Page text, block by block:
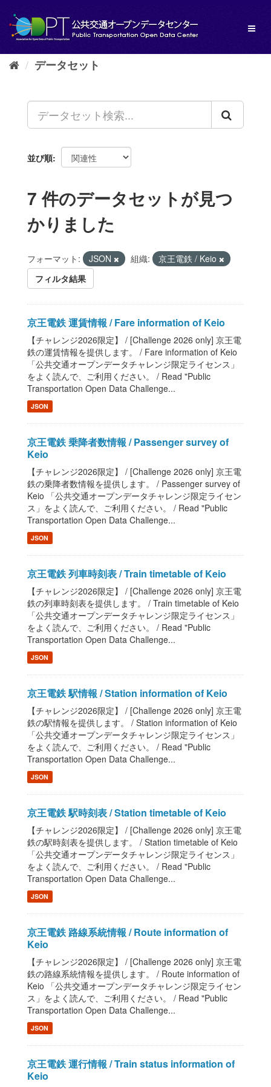
し
データセット
並び順
7 件のデータセットが見つ
かりました
フォーマット: JSON 組織:
京王電鉄 / Keio
フィルタ結果
京王電鉄 運賃情報 / Fare information of Keio
【チャレンジ2026限定】 / [Challenge 2026 only] 京王電
鉄の運賃情報を提供します。 / Fare information of Keio
「公共交通オープンデータチャレンジ限定ライセンス」
をよく読んで、ご利用ください。 / Read "Public
Transportation Open Data Challenge...
JSON
京王電鉄 乗降者数情報 / Passenger survey of
Keio
【チャレンジ2026限定】 / [Challenge 2026 only] 京王電
鉄の乗降者数情報を提供します。 / Passenger survey of
Keio 「公共交通オープンデータチャレンジ限定ライセン
ス」をよく読んで、ご利用ください。 / Read "Public
Transportation Open Data Challenge...
JSON
京王電鉄 列車時刻表 / Train timetable of Keio
【チャレンジ2026限定】 / [Challenge 2026 only] 京王電
鉄の列車時刻表を提供します。 / Train timetable of Keio
「公共交通オープンデータチャレンジ限定ライセンス」
をよく読んで、ご利用ください。 / Read "Public
Transportation Open Data Challenge...
JSON
京王電鉄 駅情報 / Station information of Keio
【チャレンジ2026限定】 / [Challenge 2026 only] 京王電
鉄の駅情報を提供します。 / Station information of Keio
「公共交通オープンデータチャレンジ限定ライセンス」
をよく読んで、ご利用ください。 / Read "Public
Transportation Open Data Challenge...
JSON
京王電鉄 駅時刻表 / Station timetable of Keio
【チャレンジ2026限定】 / [Challenge 2026 only] 京王電
鉄の駅時刻表を提供します。 / Station timetable of Keio
「公共交通オープンデータチャレンジ限定ライセンス」
をよく読んで、ご利用ください。 / Read "Public
Transportation Open Data Challenge...
JSON
京王電鉄 路線系統情報 / Route information of
Keio
【チャレンジ2026限定】 / [Challenge 2026 only] 京王電
鉄の路線系統情報を提供します。 / Route information of
Keio 「公共交通オープンデータチャレンジ限定ライセン
ス」をよく読んで、ご利用ください。 / Read "Public
Transportation Open Data Challenge...
JSON
京王電鉄 運行情報 / Train status information of
Keio